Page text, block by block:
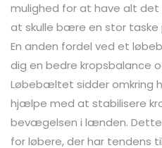
mulighed for at have alt
at skulle bære en stor taske
En anden fordel ved et
dig en bedre kropsbalance
Løbebæltet sidder omkring
hjælpe med at stabilisere
bevægelsen i lænden.
for løbere, der har tendens